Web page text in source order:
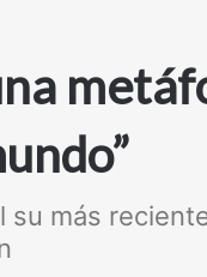
más